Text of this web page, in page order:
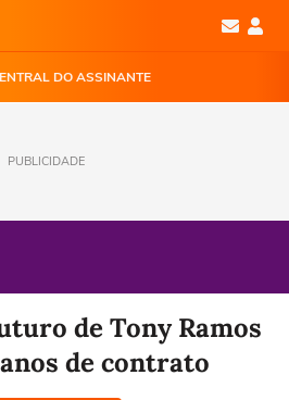
DO ASSINANTE
PUBLICIDADE
de Tony Ramos
de contrato